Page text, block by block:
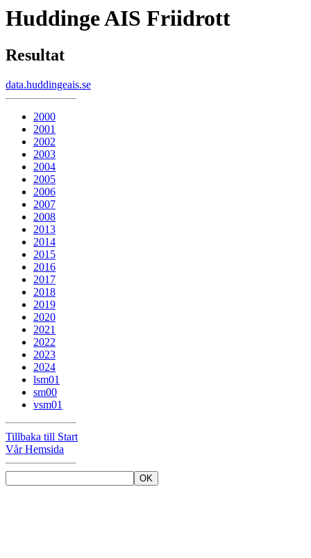
Huddinge AIS Friidrott
Resultat
data.huddingeais.se
2000
2001
2002
2003
2004
2005
2006
2007
2008
2013
2014
2015
2016
2017
2018
2019
2020
2021
2022
2023
2024
lsm01
sm00
vsm01
Tillbaka till Start
Vår Hemsida
OK